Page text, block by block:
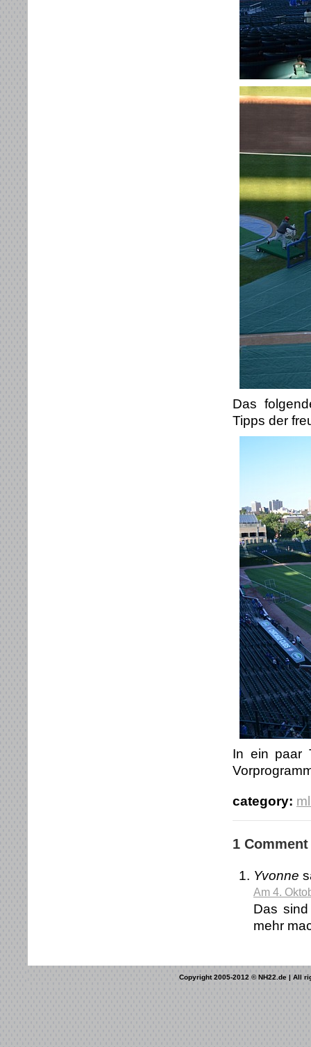
Das
Tipps der
In ein paar
category:
1 Comment
Yvonne
Am 4.
Das
mehr
Copyright 2005-2012 © NH22.de | All